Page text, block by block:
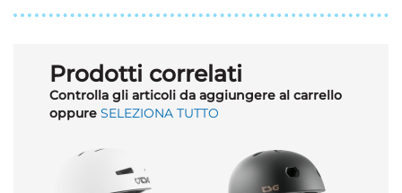
Prodotti correlati
Controlla gli articoli da aggiungere al carrello
oppure SELEZIONA TUTTO